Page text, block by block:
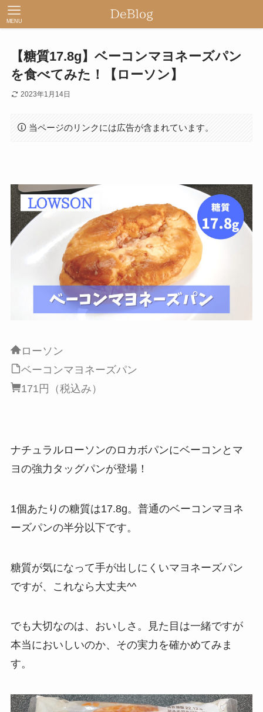
MENU
【糖質17.8g】ベーコンマヨネーズパン
を食べてみた！【ローソン】
2023年1月14日
当ページのリンクには広告が含まれています。
ローソン
ベーコンマヨネーズパン
171円（税込み）
ナチュラルローソンのロカボパンにベーコンとマ
ヨの強力タッグパンが登場！
1個あたりの糖質は17.8g。普通のベーコンマヨネ
ーズパンの半分以下です。
糖質が気になって手が出しにくいマヨネーズパン
ですが、これなら大丈夫^^
でも大切なのは、おいしさ。見た目は一緒ですが
本当においしいのか、その実力を確かめてみま
す。